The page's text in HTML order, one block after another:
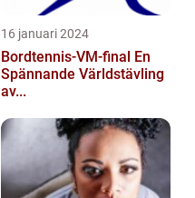
16 januari 2024
Bordtennis-VM-final En
Spännande Världstävling
av...